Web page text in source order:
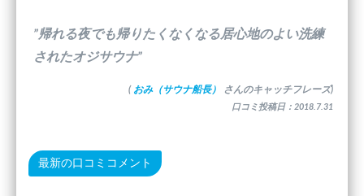
”帰れる夜でも帰りたくなくなる居心地のよい洗練
されたオジサウナ”
( おみ（サウナ船長） さんのキャッチフレーズ)
口コミ投稿日：2018.7.31
最新の口コミコメント